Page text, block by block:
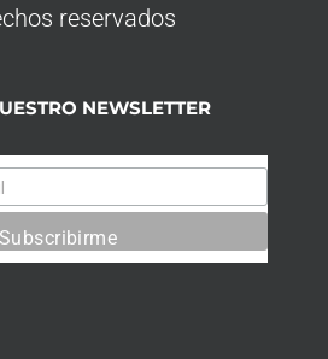
reservados
NEWSLETTER